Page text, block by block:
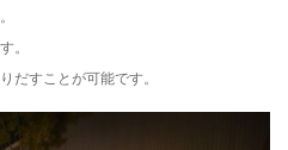
。
だすことが可能です。